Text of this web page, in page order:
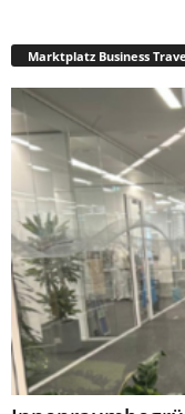
Marktplatz Business